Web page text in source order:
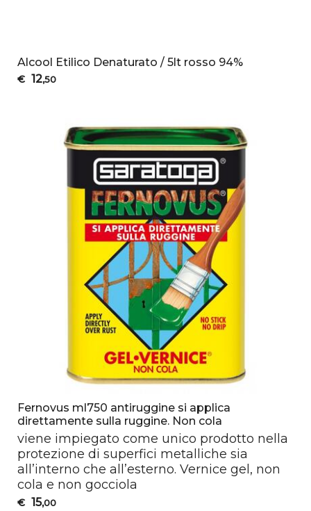
Alcool Etilico Denaturato / 5lt rosso 94%
€ 12,50
Fernovus ml750 antiruggine si applica
direttamente sulla ruggine. Non cola
viene impiegato come unico prodotto nella
protezione di superfici metalliche sia
all’interno che all’esterno. Vernice gel, non
cola e non gocciola
€ 15,00